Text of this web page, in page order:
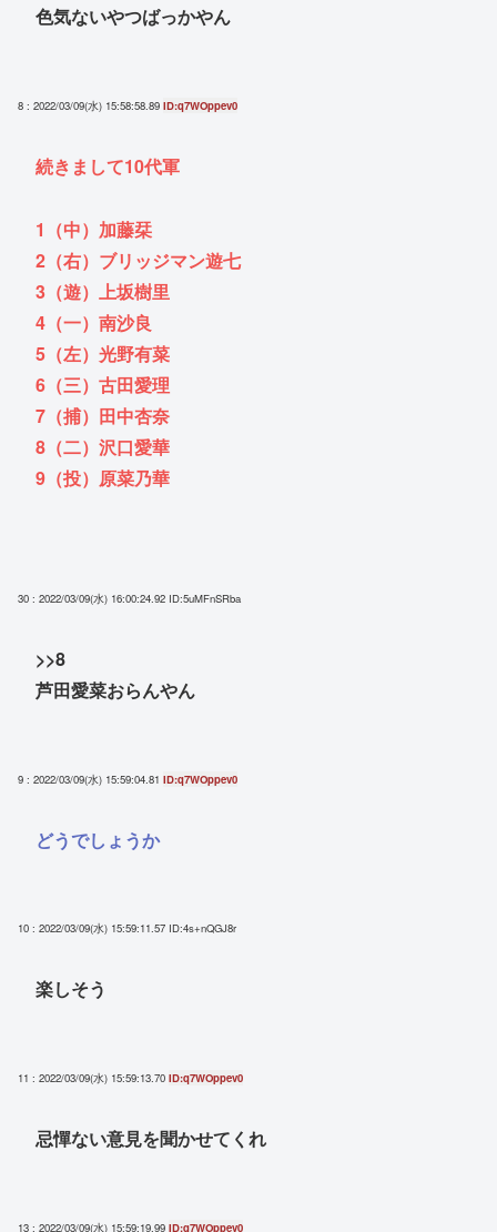
色気ないやつばっかやん
8 : 2022/03/09(水) 15:58:58.89 ID:q7WOppev0
続きまして10代軍
1（中）加藤栞
2（右）ブリッジマン遊七
3（遊）上坂樹里
4（一）南沙良
5（左）光野有菜
6（三）古田愛理
7（捕）田中杏奈
8（二）沢口愛華
9（投）原菜乃華
30 : 2022/03/09(水) 16:00:24.92 ID:5uMFnSRba
>>8
芦田愛菜おらんやん
9 : 2022/03/09(水) 15:59:04.81 ID:q7WOppev0
どうでしょうか
10 : 2022/03/09(水) 15:59:11.57 ID:4s+nQGJ8r
楽しそう
11 : 2022/03/09(水) 15:59:13.70 ID:q7WOppev0
忌憚ない意見を聞かせてくれ
13 : 2022/03/09(水) 15:59:19.99 ID:q7WOppev0